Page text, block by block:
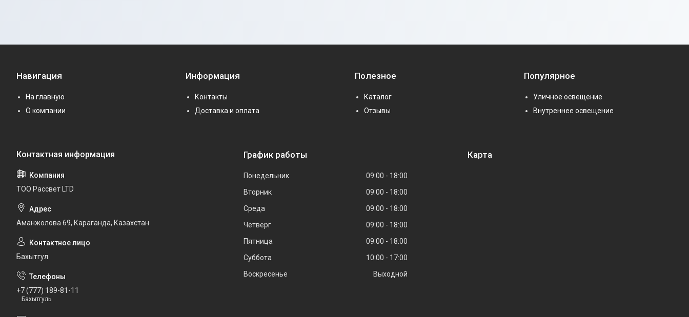
Навигация
На главную
О компании
Информация
Контакты
Доставка и оплата
Полезное
Каталог
Отзывы
Популярное
Уличное освещение
Внутреннее освещение
ТОО Рассвет LTD
Аманжолова 69, Караганда, Казахстан
Бахытгул
+7 (777) 189-81-11
Бахытгуль
График работы
Понедельник 09:00
18:00
Вторник
09:00
18:00
Среда
09:00
18:00
Четверг
09:00
18:00
Пятница
09:00
18:00
Суббота
10:00
17:00
Воскресенье
Выходной
Карта